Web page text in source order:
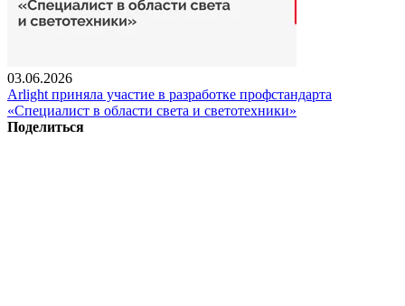
03.06.2026
Arlight приняла участие в разработке профстандарта
«Специалист в области света и светотехники»
Поделиться